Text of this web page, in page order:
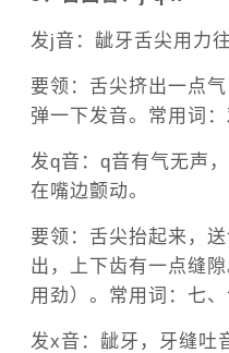
发j音：龇牙舌尖用力
要领：舌尖挤出一点
弹一下发音。常用词：
发q音：q音有气无声
在嘴边颤动。
要领：舌尖抬起来，
出，上下齿有一点缝
用劲）。常用词：七、
发x音：龇牙，牙缝吐